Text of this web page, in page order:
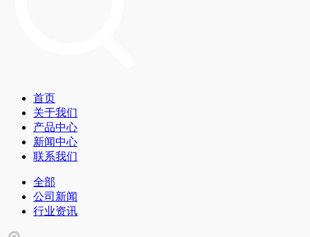
首页
关于我们
产品中心
新闻中心
联系我们
全部
公司新闻
行业资讯